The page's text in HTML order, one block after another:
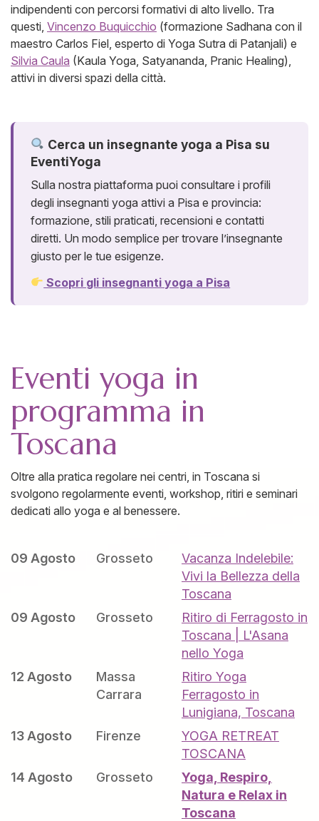
indipendenti con percorsi formativi di alto livello. Tra
questi, Vincenzo Buquicchio (formazione Sadhana con il
maestro Carlos Fiel, esperto di Yoga Sutra di Patanjali) e
Silvia Caula (Kaula Yoga, Satyananda, Pranic Healing),
attivi in diversi spazi della città.
Cerca un insegnante yoga a Pisa su
EventiYoga
Sulla nostra piattaforma puoi consultare i profili
degli insegnanti yoga attivi a Pisa e provincia:
formazione, stili praticati, recensioni e contatti
diretti. Un modo semplice per trovare l’insegnante
giusto per le tue esigenze.
Scopri gli insegnanti yoga a Pisa
Eventi yoga in
programma in
Toscana
Oltre alla pratica regolare nei centri, in Toscana si
svolgono regolarmente eventi, workshop, ritiri e seminari
dedicati allo yoga e al benessere.
09 Agosto Grosseto
Vacanza Indelebile:
Vivi la Bellezza della
Toscana
09 Agosto
Grosseto
Ritiro di Ferragosto in
Toscana | L'Asana
nello Yoga
12 Agosto
Massa
Carrara
Ritiro Yoga
Ferragosto in
Lunigiana, Toscana
13 Agosto
Firenze
YOGA RETREAT
TOSCANA
14 Agosto
Grosseto
Yoga, Respiro,
Natura e Relax in
Toscana